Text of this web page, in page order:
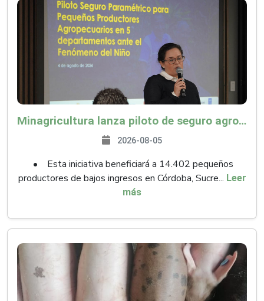
Minagricultura lanza piloto de seguro agropecuario por $9.625 millones para proteger a más de 14.000 pequeños productores contra riesgos del Fenómeno de El Niño
2026-08-05
• Esta iniciativa beneficiará a 14.402 pequeños
productores de bajos ingresos en Córdoba, Sucre... Leer
más